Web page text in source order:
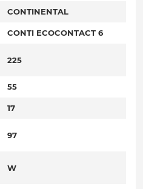
CONTINENTAL
CONTI ECOCONTACT 6
225
55
17
97
W